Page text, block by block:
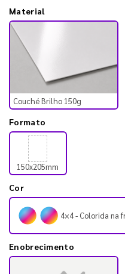
Material
Couché Brilho 150g
Formato
150x205mm
Cor
4×4 - Colorida na
Enobrecimento